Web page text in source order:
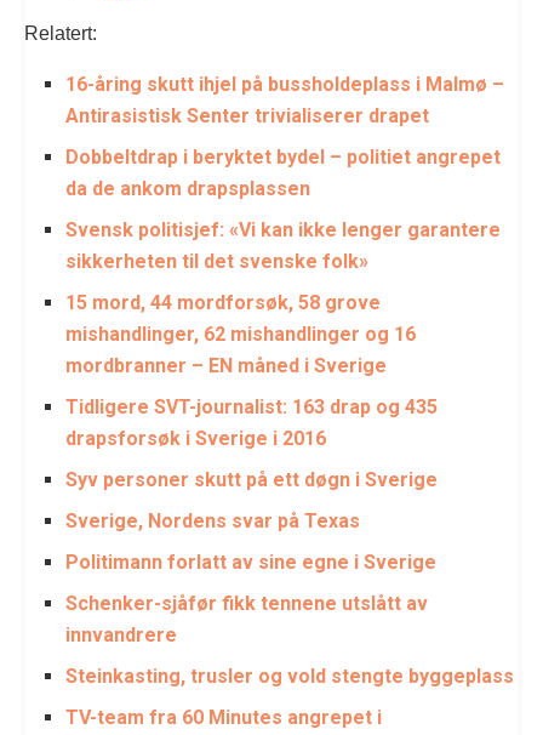
Relatert:
16-åring skutt ihjel på bussholdeplass i Malmø –
Antirasistisk Senter trivialiserer drapet
Dobbeltdrap i beryktet bydel – politiet angrepet
da de ankom drapsplassen
Svensk politisjef: «Vi kan ikke lenger garantere
sikkerheten til det svenske folk»
15 mord, 44 mordforsøk, 58 grove
mishandlinger, 62 mishandlinger og 16
mordbranner – EN måned i Sverige
Tidligere SVT-journalist: 163 drap og 435
drapsforsøk i Sverige i 2016
Syv personer skutt på ett døgn i Sverige
Sverige, Nordens svar på Texas
Politimann forlatt av sine egne i Sverige
Schenker-sjåfør fikk tennene utslått av
innvandrere
Steinkasting, trusler og vold stengte byggeplass
TV-team fra 60 Minutes angrepet i